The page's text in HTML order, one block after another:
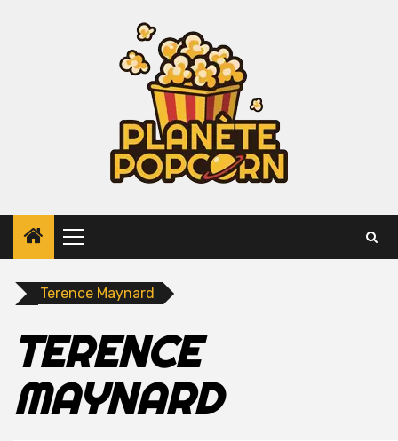
Primary
Menu
Terence Maynard
TERENCE
MAYNARD